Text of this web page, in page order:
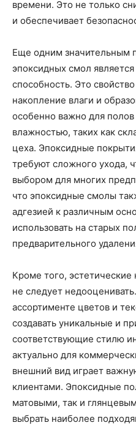
времени. Это не только
и обеспечивает
Еще одним значительным
эпоксидных смол
способность. Это
накопление влаги и
особенно важно для
влажностью, таких как
цеха. Эпоксидные
требуют сложного ухода,
выбором для многих
что эпоксидные смолы
адгезией к различным
использовать на старых
предварительного
Кроме того,
не следует
ассортименте цветов и
создавать уникальные и
соответствующие стилю
актуально для
внешний вид играет
клиентами. Эпоксидные
матовыми, так и
выбрать наиболее